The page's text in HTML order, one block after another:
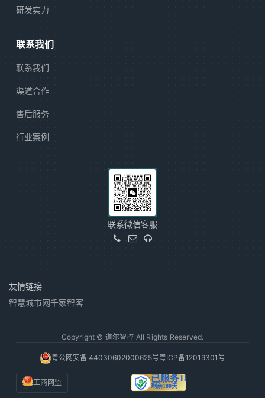
研发实力
联系我们
联系我们
渠道合作
售后服务
行业案例
联系微信客服
友情链接
智慧城市网千家智客
Copyright © 道尔智控 All Rights Reserved.
粤公网安备 44030602000625号粤ICP备12019301号
工商网监